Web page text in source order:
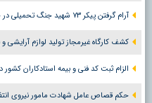
آرام گرفتن پیکر ۷۳ شهید جنگ تحمیلی در جوار امامزادگان استان البرز
کشف کارگاه غیرمجاز تولید لوازم آرایشی
الزام ثبت کد فنی و بیمه استادکاران
حکم قصاص عامل شهادت مامور نیروی